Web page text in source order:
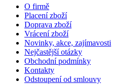
O firmě
Placení zboží
Doprava zboží
Vrácení zboží
Novinky, akce, zajímavosti
Nejčastější otázky
Obchodní podmínky
Kontakty
Odstoupení od smlouvy